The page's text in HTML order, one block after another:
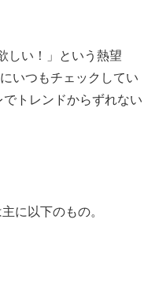
しい！」という熱望
いつもチェックしてい
トレンドからずれない
に以下のもの。